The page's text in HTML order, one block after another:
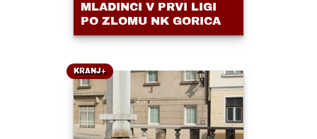
MLADINCI V PRVI LIGI
PO ZLOMU NK GORICA
KRANJ+